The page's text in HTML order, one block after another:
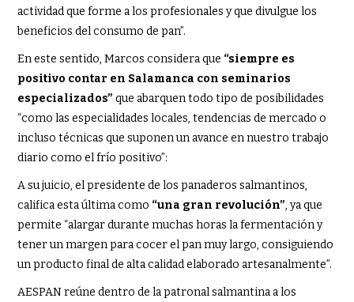
actividad que forme a los profesionales y que divulgue los
beneficios del consumo de pan”.
En este sentido, Marcos considera que “siempre es
positivo contar en Salamanca con seminarios
especializados” que abarquen todo tipo de posibilidades
“como las especialidades locales, tendencias de mercado o
incluso técnicas que suponen un avance en nuestro trabajo
diario como el frío positivo”:
A su juicio, el presidente de los panaderos salmantinos,
califica esta última como “una gran revolución”, ya que
permite “alargar durante muchas horas la fermentación y
tener un margen para cocer el pan muy largo, consiguiendo
un producto final de alta calidad elaborado artesanalmente”.
AESPAN reúne dentro de la patronal salmantina a los